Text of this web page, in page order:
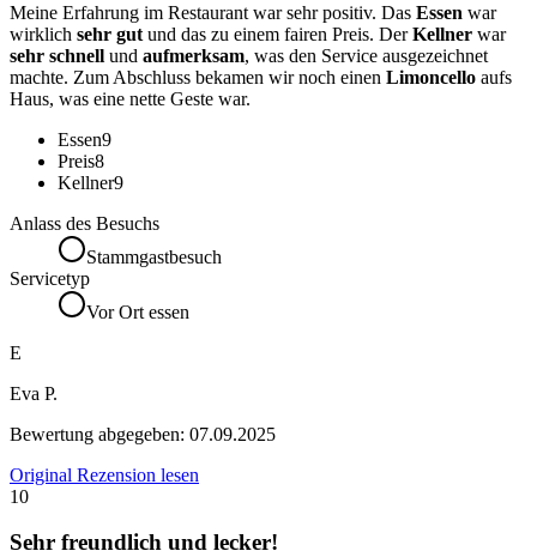
Meine Erfahrung im Restaurant war sehr positiv. Das Essen war
wirklich sehr gut und das zu einem fairen Preis. DerKellner war
sehr schnell und aufmerksam, was den Service ausgezeichnet
machte. Zum Abschluss bekamen wir noch einen Limoncello aufs
Haus, was eine nette Geste war.
Essen9
Preis8
Kellner9
Anlass des Besuchs
Stammgastbesuch
Servicetyp
Vor Ort essen
E
Eva P.
Bewertung abgegeben: 07.09.2025
Original Rezension lesen
10
Sehr freundlich und lecker!